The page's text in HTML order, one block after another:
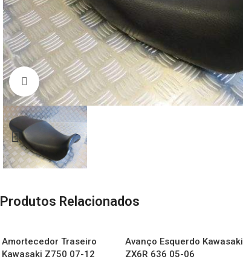
Click to enlarge
Produtos Relacionados
Amortecedor Traseiro
Kawasaki Z750 07-12
Avanço Esquerdo Kawasaki
ZX6R 636 05-06